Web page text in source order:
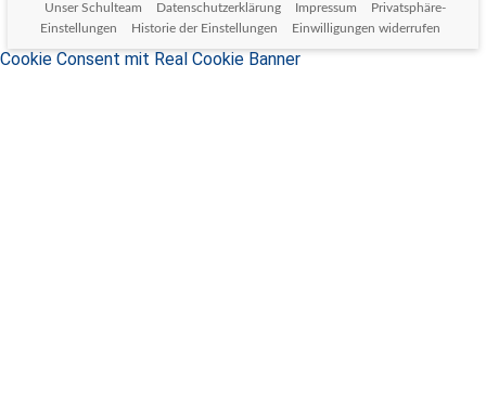
Unser Schulteam Datenschutzerklärung Impressum
Privatsphäre-
Einstellungen
Historie der Einstellungen Einwilligungen widerrufen
Cookie Consent mit Real Cookie Banner